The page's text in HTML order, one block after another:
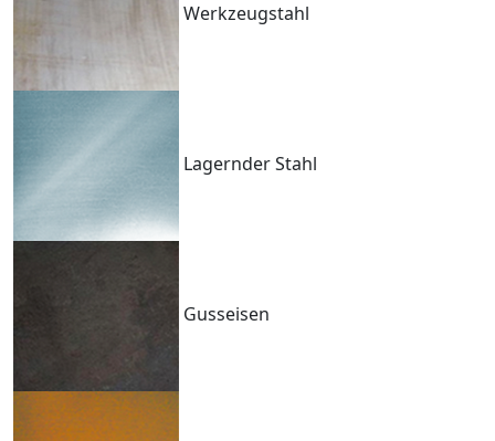
Werkzeugstahl
Lagernder Stahl
Gusseisen